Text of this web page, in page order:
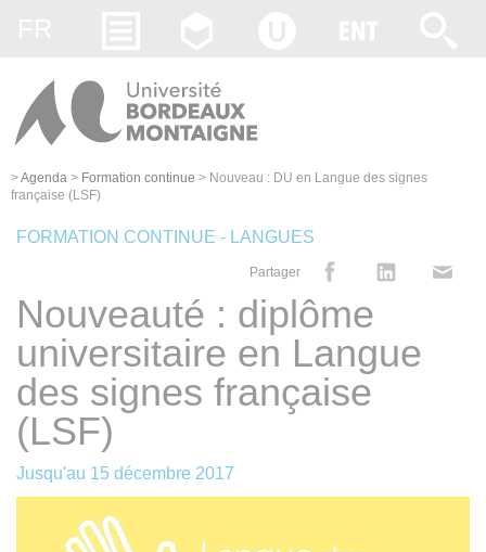
>Agenda > Formation continue > Nouveau : DU en Langue des signes
française (LSF)
FORMATION CONTINUE - LANGUES
Partager
Nouveauté : diplôme
universitaire en Langue
des signes française
(LSF)
Jusqu'au 15 décembre 2017